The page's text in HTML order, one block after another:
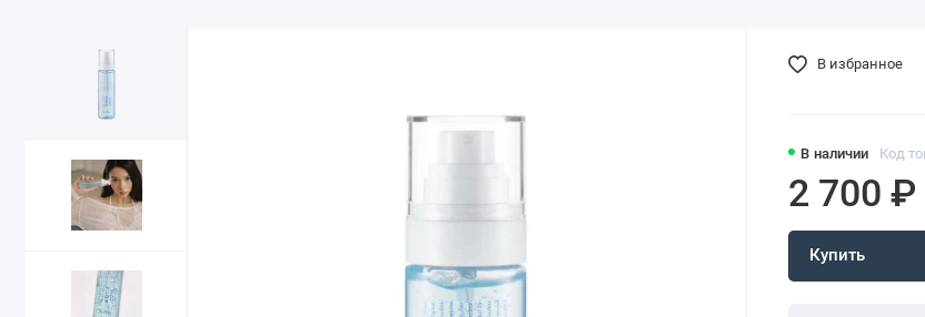
В наличии Код
2 700 ₽
Купить
В избранное